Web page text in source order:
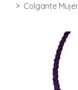
Colgante